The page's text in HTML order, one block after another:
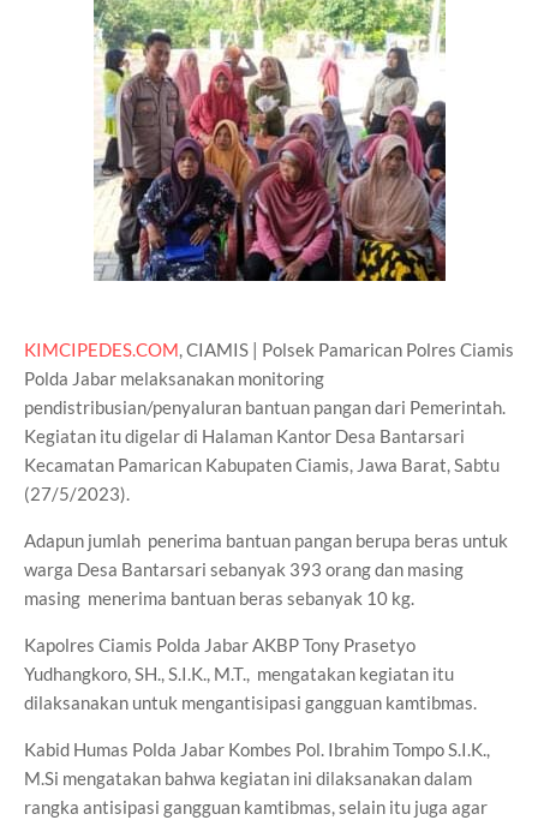
KIMCIPEDES.COM, CIAMIS | Polsek Pamarican Polres Ciamis
Polda Jabar melaksanakan monitoring
pendistribusian/penyaluran bantuan pangan dari Pemerintah.
Kegiatan itu digelar di Halaman Kantor Desa Bantarsari
Kecamatan Pamarican Kabupaten Ciamis, Jawa Barat, Sabtu
(27/5/2023).
Adapun jumlah penerima bantuan pangan berupa beras untuk
warga Desa Bantarsari sebanyak 393 orang dan masing
masing menerima bantuan beras sebanyak 10 kg.
Kapolres Ciamis Polda Jabar AKBP Tony Prasetyo
Yudhangkoro, SH., S.I.K., M.T., mengatakan kegiatan itu
dilaksanakan untuk mengantisipasi gangguan kamtibmas.
Kabid Humas Polda Jabar Kombes Pol. Ibrahim Tompo S.I.K.,
M.Si mengatakan bahwa kegiatan ini dilaksanakan dalam
rangka antisipasi gangguan kamtibmas, selain itu juga agar